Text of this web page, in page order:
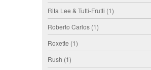
Rita Lee & Tutti-Frutti (1)
Roberto Carlos (1)
Roxette (1)
Rush (1)